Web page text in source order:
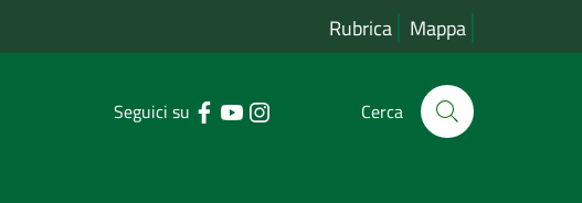
Rubrica Mappa
Seguici su Cerca